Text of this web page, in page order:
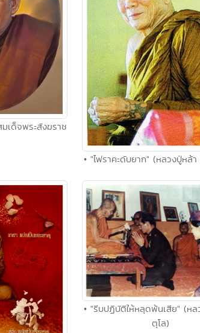
เด็จพระสังฆราช
• "ไฟราคะดับยาก" (หลวงปู่หล้
• "รีบปฏิบัติให้หลุดพ้นเสีย" (ห
ตุโล)